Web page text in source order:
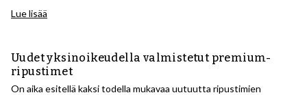
Lue lisää
Uudet yksinoikeudella valmistetut premium-
ripustimet
On aika esitellä kaksi todella mukavaa uutuutta ripustimien